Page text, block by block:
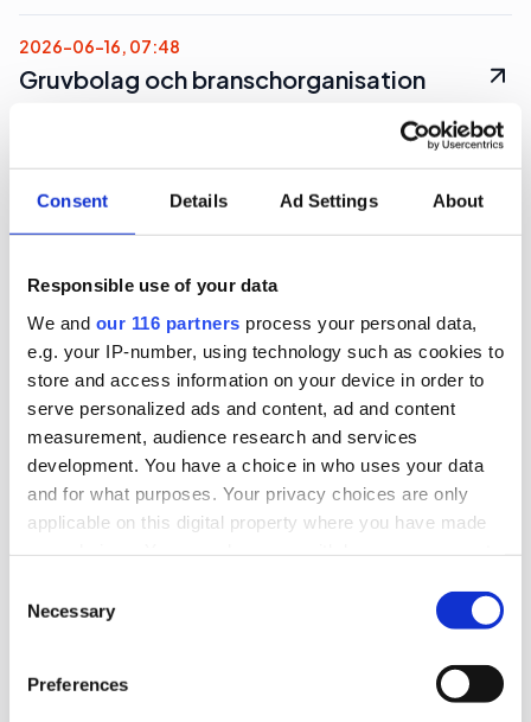
Consent Details Ad Settings About
Responsible use of your data
We and our 116 partners process your personal data,
e.g. your IP-number, using technology such as cookies to
store and access information on your device in order to
serve personalized ads and content, ad and content
measurement, audience research and services
development. You have a choice in who uses your data
and for what purposes. Your privacy choices are only
applicable on this digital property where you have made
the Privacy trigger icon.
Find out more about how your personal data is processed
and set your preferences in the
Selection
Necessary
Preferences
2026-06-16, 07:48
Gruvbolag och branschorganisation
Gruvindustrins branschorganisation pratar om
”ett steg framåt och två bakåt” när det gäller
riksdagens beslut att likställa
tillståndsprövningen av brytning av uran med
lovar att fortsätta att lobba för att uranbrytning
ska ske i Sverige.
Lobbying Politik
2026-06-16, 07:24
TCO och ST kritiska till regeringens
dess medlemsförbund ST är kritiska till att